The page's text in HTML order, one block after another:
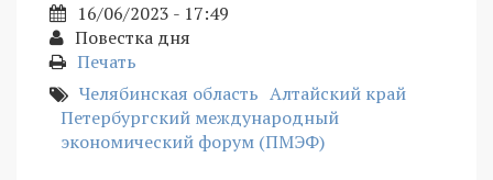
16/06/2023 - 17:49
Повестка дня
Печать
Челябинская область Алтайский край
Петербургский международный
экономический форум (ПМЭФ)